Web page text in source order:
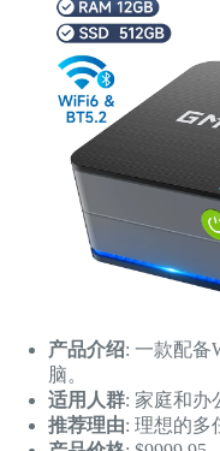
产品介绍: 一款配备
脑。
适用人群: 家庭和办
推荐理由: 理想的多